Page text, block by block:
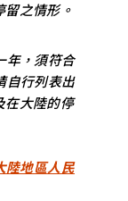
留之情形。
年，須符合
自行列表出
在大陸的停
陸地區人民